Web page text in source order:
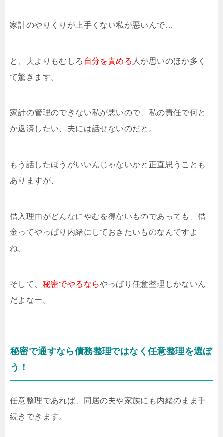
家計のやりくりが上手くない私が悪いんで…
と、夫よりもむしろ 自分を責める 人が思いのほか多く
て驚きます。
家計の管理のできない私が悪いので、私の責任で何と
か返済したい、夫には話せないのだと。
もう話したほうがいいんじゃないかと正直思うことも
ありますが、
借入理由がどんなにやむを得ないものであっても、借
金ってやっぱり内緒にしておきたいものなんですよ
ね。
そして、 秘密でやるならやっぱり任意整理しかないん
だよなー。
秘密で通すなら債務整理ではなく任意整理を選ぼ
う！
任意整理であれば、同居の夫や家族にも内緒のまま手
続きできます。